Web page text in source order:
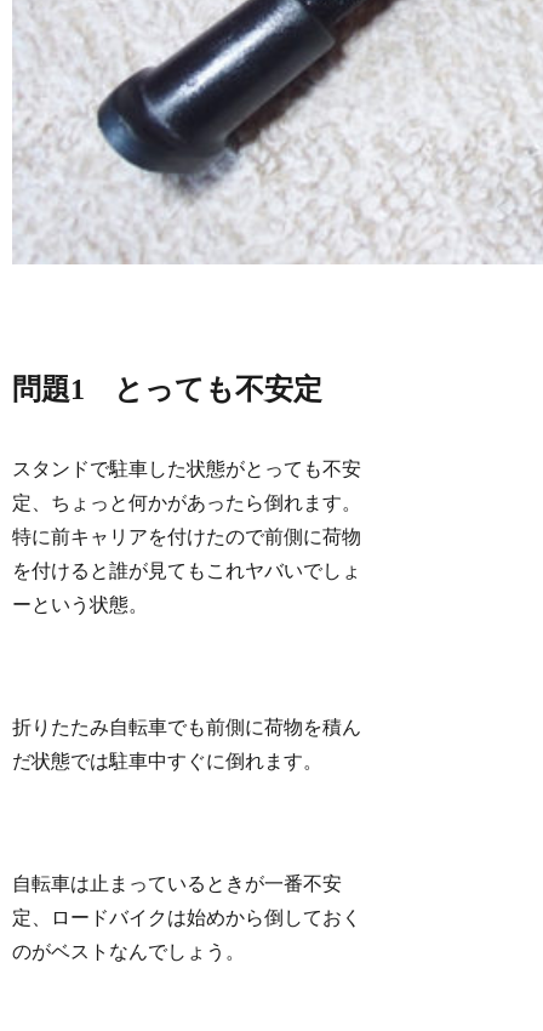
問題1 とっても不安定
スタンドで駐車した状態がとっても不安
定、ちょっと何かがあったら倒れます。
特に前キャリアを付けたので前側に荷物
を付けると誰が見てもこれヤバいでしょ
ーという状態。
折りたたみ自転車でも前側に荷物を積ん
だ状態では駐車中すぐに倒れます。
自転車は止まっているときが一番不安
定、ロードバイクは始めから倒しておく
のがベストなんでしょう。